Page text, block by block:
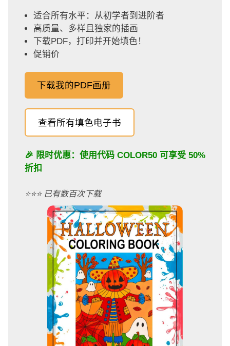
适合所有水平：从初学者到进阶者
高质量、多样且独家的插画
下载PDF，打印并开始填色！
促销价
下载我的PDF画册
查看所有填色电子书
🎉 限时优惠：使用代码 COLOR50 可享受 50%
折扣
⭐️⭐️⭐️ 已有数百次下载